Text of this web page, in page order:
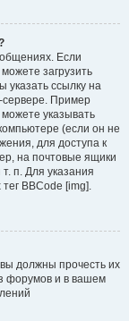
Если
загрузить
ссылку на
Пример
указывать
(если он не
для доступа к
на почтовые ящики
п. Для указания
BBCode [img].
должны прочесть их
форумов и в вашем